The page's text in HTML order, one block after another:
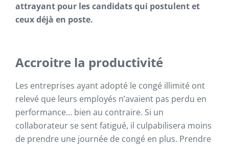
attrayant pour les candidats qui postulent et
ceux déjà en poste.
Accroitre la productivité
Les entreprises ayant adopté le congé illimité ont
relevé que leurs employés n’avaient pas perdu en
performance… bien au contraire. Si un
collaborateur se sent fatigué, il culpabilisera moins
de prendre une journée de congé en plus. Prendre